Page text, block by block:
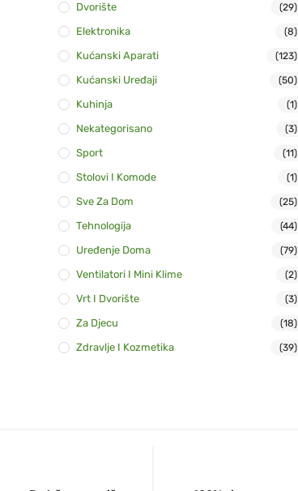
Dvorište (29)
Elektronika (8)
Kućanski Aparati (123)
Kućanski Uređaji (50)
Kuhinja (1)
Nekategorisano (3)
Sport (11)
Stolovi I Komode (1)
Sve Za Dom (25)
Tehnologija (44)
Uređenje Doma (79)
Ventilatori I Mini Klime (2)
Vrt I Dvorište (3)
Za Djecu (18)
Zdravlje I Kozmetika (39)